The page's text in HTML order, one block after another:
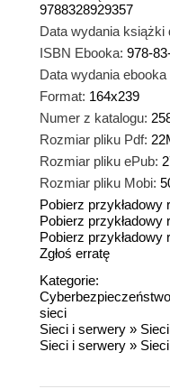
9788328929357
Data wydania książki
ISBN Ebooka: 978-
Data wydania ebooka
Format: 164x239
Numer z katalogu:
Rozmiar pliku Pdf:
Rozmiar pliku ePub:
Rozmiar pliku Mobi:
Pobierz przykładowy
Pobierz przykładowy
Pobierz przykładowy
Zgłoś erratę
Kategorie:
sieci
Sieci i serwery »
Sieci i serwery »